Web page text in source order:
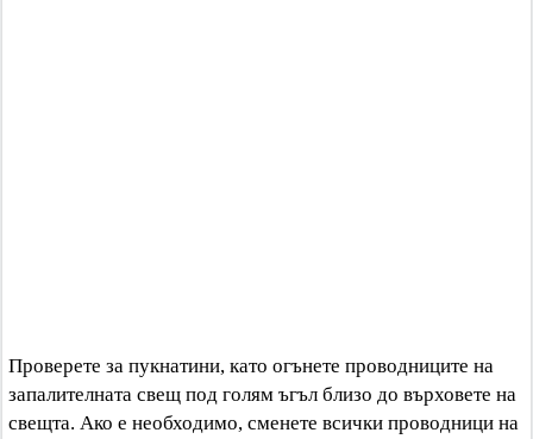
Проверете за пукнатини, като огънете проводниците на
запалителната свещ под голям ъгъл близо до върховете на
свещта. Ако е необходимо, сменете всички проводници на